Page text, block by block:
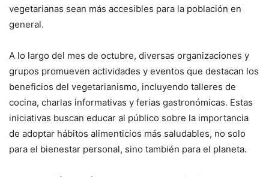
vegetarianas sean más accesibles para la población en
general.
A lo largo del mes de octubre, diversas organizaciones y
grupos promueven actividades y eventos que destacan los
beneficios del vegetarianismo, incluyendo talleres de
cocina, charlas informativas y ferias gastronómicas. Estas
iniciativas buscan educar al público sobre la importancia
de adoptar hábitos alimenticios más saludables, no solo
para el bienestar personal, sino también para el planeta.